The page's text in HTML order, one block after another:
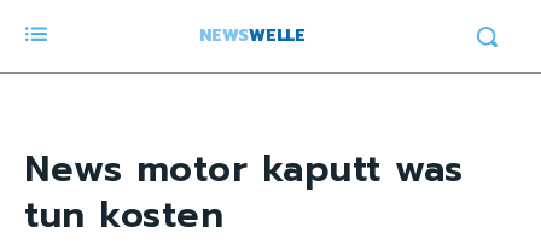
NEWSWELLE
News motor kaputt was
tun kosten